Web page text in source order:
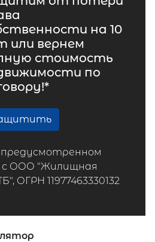
на 10
или вернем
стоимость
по
предусмотренном
с ООО "Жилищная
ОГРН 11977463330132